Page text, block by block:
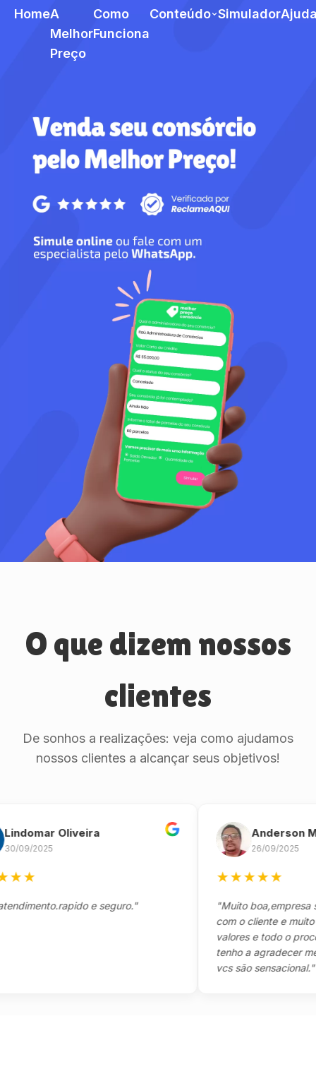
HomeA
Melhor
Preço
Como
Funciona
Conteúdo Simulador
O que dizem nossos
clientes
De sonhos a realizações: veja como ajudamos
nossos clientes a alcançar seus objetivos!
Oliveira
2025
e seguro."
Anderson
26/09/2025
★★★
"Muito boa,empresa séria
com o cliente e muito
valores e todo o processo
tenho a agradecer
vcs são sensacional."